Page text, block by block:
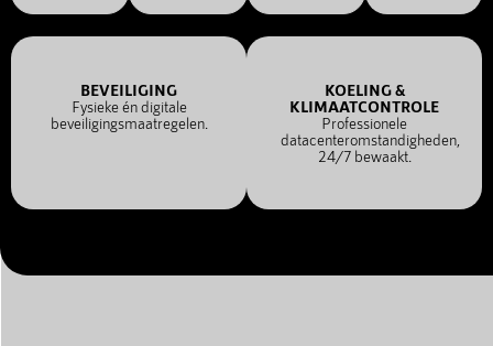
BEVEILIGING
Fysieke én digitale
beveiligingsmaatregelen.
KOELING &
KLIMAATCONTROLE
Professionele
datacenteromstandigheden,
24/7 bewaakt.